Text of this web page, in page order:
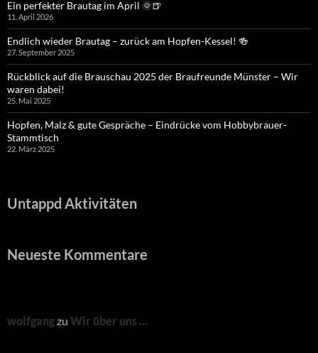
Ein perfekter Brautag im April 🌞🍺
11. April 2026
Endlich wieder Brautag – zurück am Hopfen-Kessel! 🍻
27. September 2025
Rückblick auf die Brauschau 2025 der Braufreunde Münster – Wir
waren dabei!
25. Mai 2025
Hopfen, Malz & gute Gespräche – Eindrücke vom Hobbybrauer-
Stammtisch
22. März 2025
Untappd Aktivitäten
Neueste Kommentare
wolfgangzu Wir über uns …